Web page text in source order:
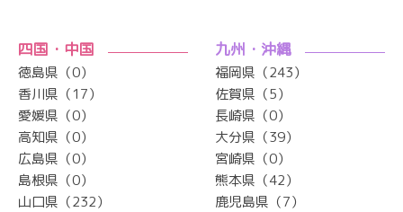
四国・中国
徳島県（0）
香川県（17）
愛媛県（0）
高知県（0）
広島県（0）
島根県（0）
山口県（232）
九州・沖縄
福岡県（243）
佐賀県（5）
長崎県（0）
大分県（39）
宮崎県（0）
熊本県（42）
鹿児島県（7）